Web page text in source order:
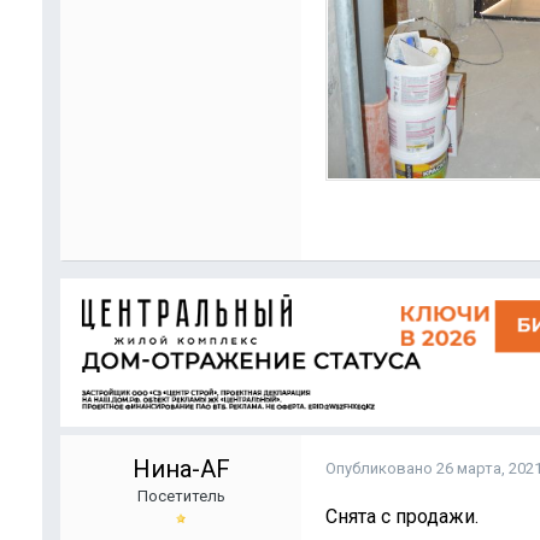
Нина-AF
Посетитель
Опубликовано 26 марта,
Снята с продажи.